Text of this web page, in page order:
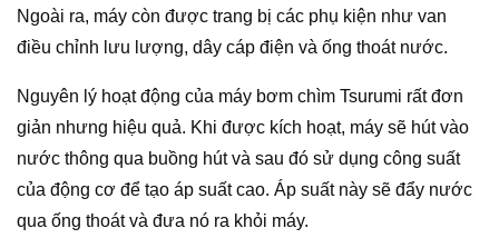
Ngoài ra, máy còn được trang bị các phụ kiện như van
điều chỉnh lưu lượng, dây cáp điện và ống thoát nước.
Nguyên lý hoạt động của máy bơm chìm Tsurumi rất đơn
giản nhưng hiệu quả. Khi được kích hoạt, máy sẽ hút vào
nước thông qua buồng hút và sau đó sử dụng công suất
của động cơ để tạo áp suất cao. Áp suất này sẽ đẩy nước
qua ống thoát và đưa nó ra khỏi máy.